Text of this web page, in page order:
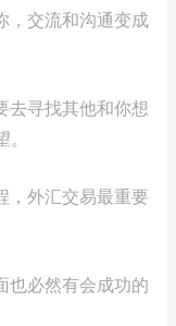
，交流和沟通变成
去寻找其他和你想
，外汇交易最重要
也必然有会成功的